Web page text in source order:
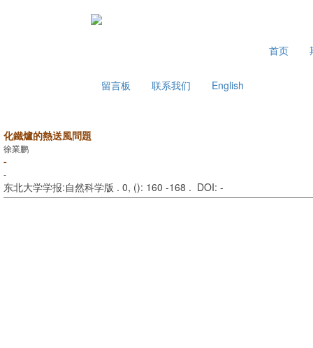
首页
留言板 联系我们 English
化鐵爐的熱送風問題
徐業鹏
-
-
东北大学学报:自然科学版 . 0, (): 160 -168 . DOI: -